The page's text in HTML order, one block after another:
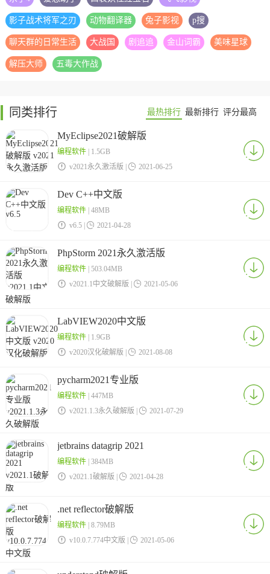
影子战术将军之刃 动物翻译器 兔子影视 p搜
聊天群的日常生活 大战国 剧追追 金山词霸 美味星球
解压大师 五毒大作战
同类排行 最热排行 最新排行 评分最高
MyEclipse2021破解版
编程软件| 1.5GB
 v2021永久激活版 |  2021-06-25
Dev C++中文版
编程软件| 48MB
 v6.5 |  2021-04-28
PhpStorm 2021永久激活版
编程软件| 503.04MB
 v2021.1中文破解版 |  2021-05-06
LabVIEW2020中文版
编程软件| 1.9GB
 v2020汉化破解版 |  2021-08-08
pycharm2021专业版
编程软件| 447MB
 v2021.1.3永久破解版 |  2021-07-29
jetbrains datagrip 2021
编程软件| 384MB
 v2021.1破解版 |  2021-04-28
.net reflector破解版
编程软件| 8.79MB
 v10.0.7.774中文版 |  2021-05-06